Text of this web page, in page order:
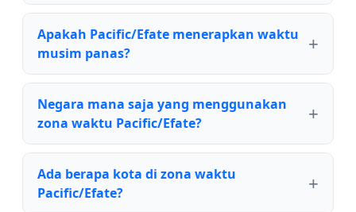
Apakah Pacific/Efate menerapkan waktu
musim panas?
Negara mana saja yang menggunakan
zona waktu Pacific/Efate?
Ada berapa kota di zona waktu
Pacific/Efate?